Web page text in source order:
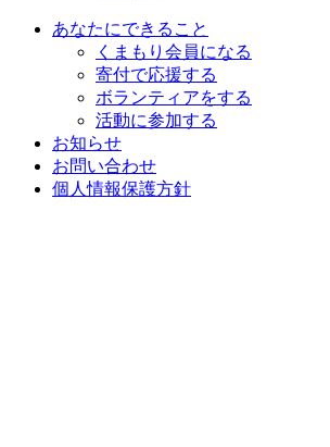
あなたにできること
くまもり会員になる
寄付で応援する
ボランティアをする
活動に参加する
お知らせ
お問い合わせ
個人情報保護方針